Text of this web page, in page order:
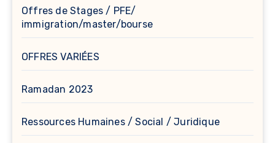
Offres de Stages / PFE/
immigration/master/bourse
OFFRES VARIÉES
Ramadan 2023
Ressources Humaines / Social / Juridique